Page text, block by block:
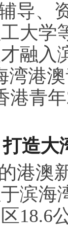
导、
大学
融入
湾港
港青
打造大
港澳
滨海
18.6